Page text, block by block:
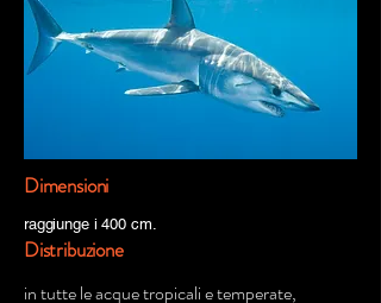
Dimensioni
raggiunge i 400 cm.
Distribuzione
in tutte le acque tropicali e temperate,